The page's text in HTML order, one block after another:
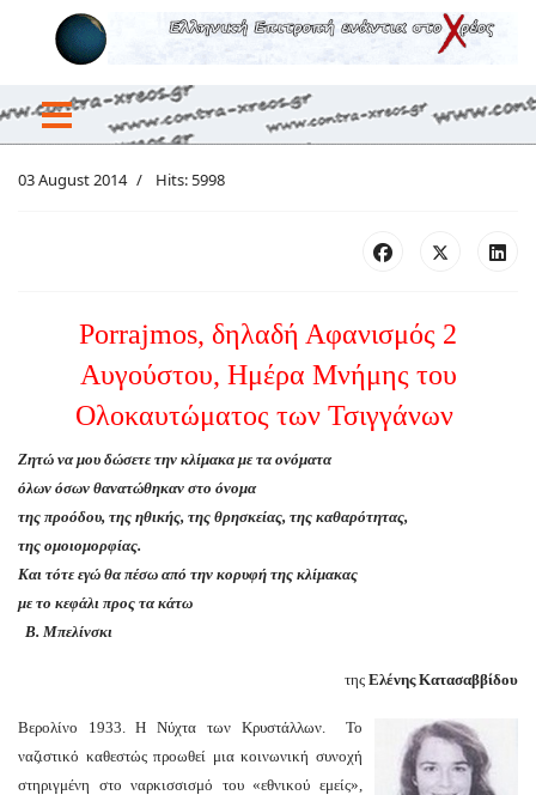
03 August 2014 Hits: 5998
Porrajmos, δηλαδή Αφανισμός 2
Αυγούστου, Ημέρα Μνήμης του
Ολοκαυτώματος των Τσιγγάνων
Ζητώ να μου δώσετε την κλίμακα με τα ονόματα
όλων όσων θανατώθηκαν στο όνομα
της προόδου, της ηθικής, της θρησκείας, της καθαρότητας,
της ομοιομορφίας.
Και τότε εγώ θα πέσω από την κορυφή της κλίμακας
με το κεφάλι προς τα κάτω
Β. Μπελίνσκι
​της Ελένης Κατασαββίδου
Βερολίνο 1933. Η Νύχτα των Κρυστάλλων. Το
ναζιστικό καθεστώς προωθεί μια κοινωνική συνοχή
στηριγμένη στο ναρκισσισμό του «εθνικού εμείς»,